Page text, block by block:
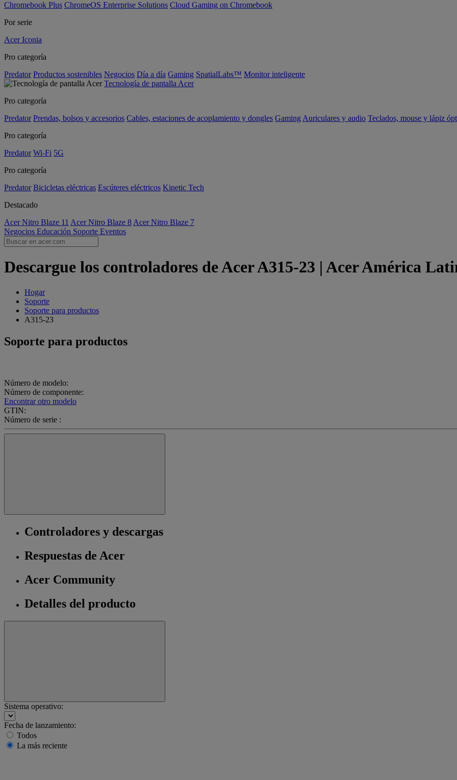
Chromebook Plus ChromeOS Enterprise Solutions Cloud Gaming on Chromebook
Por serie
Acer Iconia
Pro categoría
Predator Productos sostenibles Negocios Día a día Gaming SpatialLabs™ Monitor inteligente
Tecnología de pantalla Acer
Pro categoría
Predator Prendas, bolsos y accesorios Cables, estaciones de acoplamiento y dongles Gaming Auriculares y audio Teclados, mouse y lápiz
Pro categoría
Predator Wi-Fi 5G
Pro categoría
Predator Bicicletas eléctricas Escúteres eléctricos Kinetic Tech
Destacado
Acer Nitro Blaze 11 Acer Nitro Blaze 8 Acer Nitro Blaze 7
Negocios Educación Soporte Eventos
Descargue los controladores de Acer A315-23 | Acer América
Hogar
Soporte
Soporte para productos
A315-23
Soporte para productos
Número de modelo:
Número de componente:
Encontrar otro modelo
GTIN:
Número de serie :
Controladores y descargas
Respuestas de Acer
Acer Community
Detalles del producto
Sistema operativo:
Fecha de lanzamiento:
Todos
La más reciente